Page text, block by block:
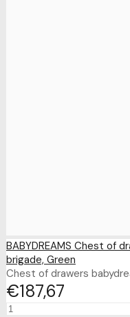
BABYDREAMS Chest of
brigade, Green
Chest of drawers
€18767